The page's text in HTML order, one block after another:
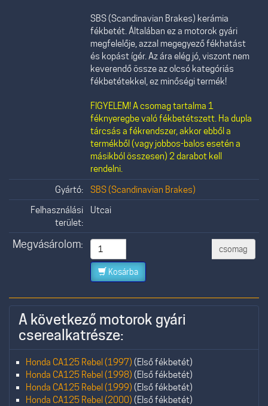
SBS (Scandinavian Brakes) kerámia
fékbetét. Általában ez a motorok gyári
megfelelője, azzal megegyező fékhatást
és kopást ígér. Az ára elég jó, viszont nem
keverendő össze az olcsó kategóriás
fékbetétekkel, ez minőségi termék!
FIGYELEM! A csomag tartalma 1
féknyeregbe való fékbetétszett. Ha dupla
tárcsás a fékrendszer, akkor ebből a
termékből (vagy jobbos-balos esetén a
másikból összesen) 2 darabot kell
rendelni.
Gyártó:
SBS (Scandinavian Brakes)
Felhasználási
terület:
Utcai
Megvásárolom: csomag
Kosárba
A következő motorok gyári
cserealkatrésze:
Honda CA125 Rebel (1997) (Első fékbetét)
Honda CA125 Rebel (1998) (Első fékbetét)
Honda CA125 Rebel (1999) (Első fékbetét)
Honda CA125 Rebel (2000) (Első fékbetét)